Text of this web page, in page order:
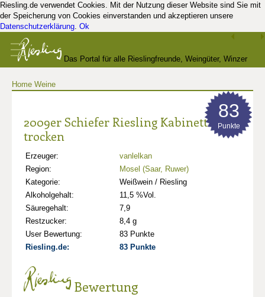
Riesling.de verwendet Cookies. Mit der Nutzung dieser Website sind Sie mit
der Speicherung von Cookies einverstanden und akzeptieren unsere
Datenschutzerklärung. Ok
Das Portal für alle Rieslingfreunde, Weingüter, Winzer
Home Weine
2009er Schiefer Riesling Kabinett
trocken
Erzeuger:
vanlelkan
Region:
Mosel (Saar, Ruwer)
Kategorie:
Weißwein / Riesling
Alkoholgehalt:
11,5 %Vol.
Säuregehalt:
7,9
Restzucker:
8,4 g
User Bewertung:
83 Punkte
Riesling.de:
83 Punkte
83
Punkte
Bewertung